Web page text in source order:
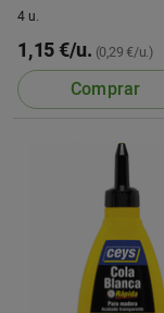
4 u.
1,15 €/u. (0,29 €/u.)
Comprar